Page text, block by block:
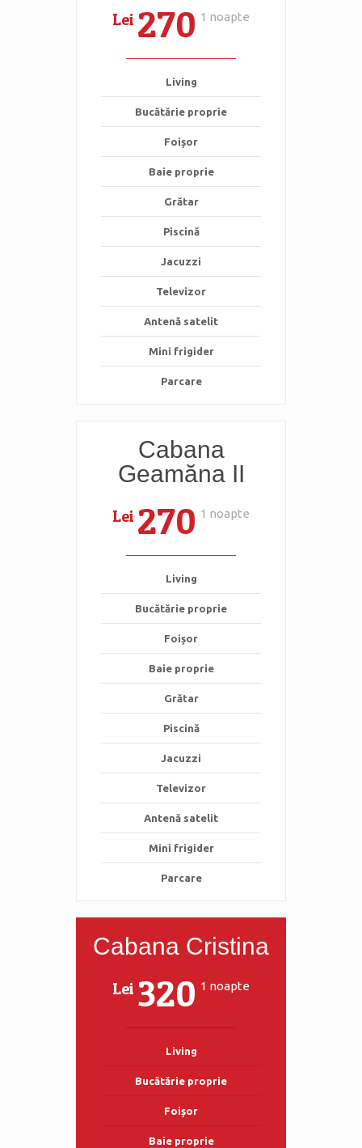
Lei 270 1 noapte
Living
Bucătărie proprie
Foișor
Baie proprie
Grătar
Piscină
Jacuzzi
Televizor
Antenă satelit
Mini frigider
Parcare
Cabana
Geamăna II
Lei 270 1 noapte
Living
Bucătărie proprie
Foișor
Baie proprie
Grătar
Piscină
Jacuzzi
Televizor
Antenă satelit
Mini frigider
Parcare
Cabana Cristina
Lei 320 1 noapte
Living
Bucătărie proprie
Foișor
Baie proprie